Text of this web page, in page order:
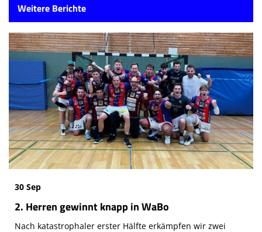
Weitere Berichte
30 Sep
2. Herren gewinnt knapp in WaBo
Nach katastrophaler erster Hälfte erkämpfen wir zwei